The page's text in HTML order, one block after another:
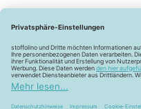
Widerrufsbelehrung
Barrierefreiheitserklärung